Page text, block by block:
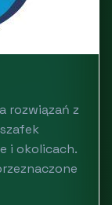
rozwiązań z
i okolicach.